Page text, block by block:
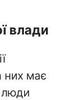
влади
них має